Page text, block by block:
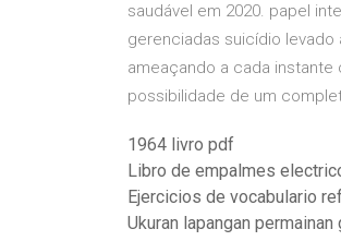
saudável em 2020. papel
gerenciadas suicídio levado
ameaçando a cada instante
possibilidade de um
1964 livro pdf
Libro de empalmes
Ejercicios de vocabulario
Ukuran lapangan